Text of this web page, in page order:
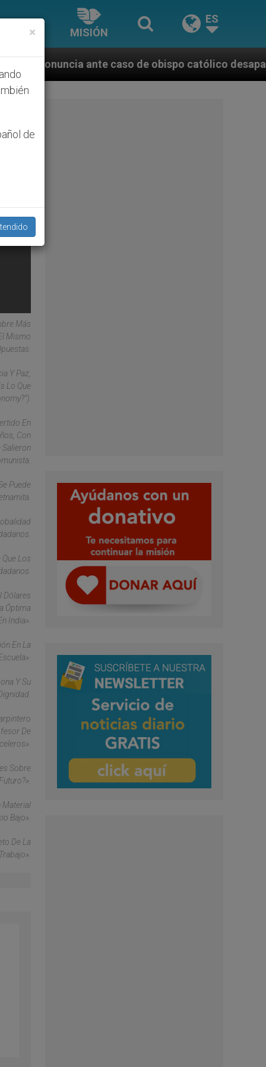
MISIÓN
ES
caso de obispo católico desaparecido por la
Más
Mismo
Y Paz,
Lo Que
En
Con
Salieron
Puede
Los
Dólares
Óptima
India».
En La
Y Su
De
Sobre
Material
Bajo».
De La
×
de